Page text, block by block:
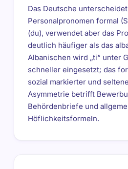
Das Deutsche
Personalpronomen formal
(du), verwendet aber das
deutlich häufiger als das
Albanischen wird „ti“ unter
schneller eingesetzt; das
sozial markierter und
Asymmetrie betrifft
Behördenbriefe und
Höflichkeitsformeln.